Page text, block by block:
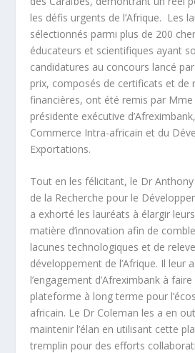
les défis urgents de l’Afrique. Les
sélectionnés parmi plus de 200
éducateurs et scientifiques ayant
candidatures au concours lancé
prix, composés de certificats et de
financières, ont été remis par Mme
présidente exécutive
Commerce Intra-africain et du
Exportations.
Tout en les félicitant, le Dr
de la Recherche pour le
a exhorté les lauréats à élargir
matière d’innovation afin de
lacunes technologiques et de
développement de l’Afrique. Il leur
l’engagement d’Afreximbank à faire
plateforme à long terme pour
africain. Le Dr Coleman les a en
maintenir l’élan en utilisant cette
tremplin pour des efforts